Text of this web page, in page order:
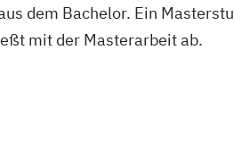
dem Bachelor. Ein
mit der Masterarbeit ab.